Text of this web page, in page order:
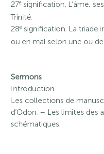
27e signification. L’âme,
Trinité.
28e signification. La triade
ou en mal selon une ou
Sermons
Introduction
Les collections de
d’Odon. – Les limites des
schématiques.